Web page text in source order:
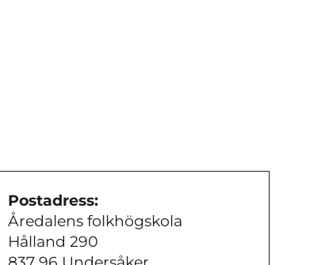
Postadress:
Åredalens folkhögskola
Hålland 290